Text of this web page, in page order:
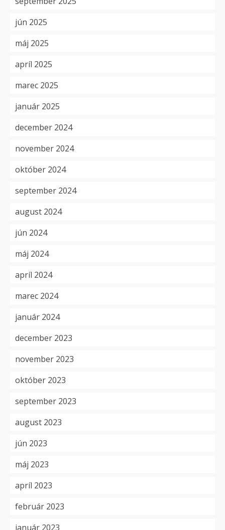
jún 2025
máj 2025
apríl 2025
marec 2025
január 2025
december 2024
november 2024
október 2024
september 2024
august 2024
jún 2024
máj 2024
apríl 2024
marec 2024
január 2024
december 2023
november 2023
október 2023
september 2023
august 2023
jún 2023
máj 2023
apríl 2023
február 2023
január 2023